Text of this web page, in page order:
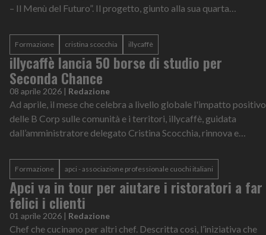
– Il Menù del Futuro”. Il progetto, giunto alla sua quarta
Formazione cristina scocchia illycaffè
illycaffè lancia 50 borse di studio per
Seconda Chance
08 aprile 2026 | Redazione
Ad aprile, il mese che celebra a livello globale l'impatto positivo
delle B Corp sulle comunità e i territori, illycaffè, guidata
dall’amministratore delegato Cristina Scocchia, rinnova e
Formazione apci - associazione professionale cuochi italiani
Apci va in tour per aiutare i ristoratori a far
felici i clienti
01 aprile 2026 | Redazione
Chef che cucinano per altri chef. Descritta così, l’iniziativa che